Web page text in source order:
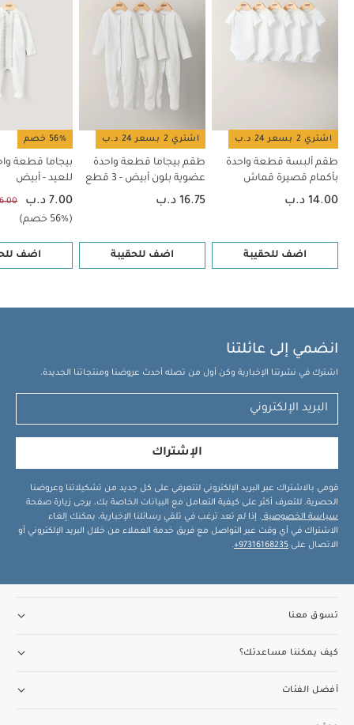
الداكنة على حدة
كيّ على الجانب الداخلي قد يعجبك أيضاً:
قطع
طقم بيجاما قطعة واحدة عضوية بلون أبيض - 3 قطع
طقم بدلة بلون بني، 4 قطع
اشتري 2 بسعر 24 د.ب
طقم ألبسة قطعة واحدة
بأكمام قصيرة قماش
عضوي بلون أبيض - 5 قطع
14.00 د.ب
اضف للحقيبة
اشتري 2 بسعر 24 د.ب
طقم بيجاما قطعة واحدة
عضوية بلون أبيض - 3 قطع
16.75 د.ب
اضف للحقيبة
56% خصم
بيجاما قطعة
للعيد - أبيض
7.00 د.ب 16.00
(56% خصم)
اضف
انضمي إلى عائلتنا
اشترك في نشرتنا الإخبارية وكن أول من تصله أحدث عروضنا ومنتجاتنا الجديدة.
الإشتراك
قومي بالاشتراك عبر البريد الإلكتروني لتتعرفي على كل جديد من تشكيلاتنا وعروضنا
الحصرية. للتعرف أكثر على كيفية التعامل مع البيانات الخاصة بك، يرجى زيارة صفحة
سياسة الخصوصية . إذا لم تعد ترغب في تلقي رسائلنا الإخبارية، يمكنك إلغاء
الاشتراك في أي وقت عبر التواصل مع فريق خدمة العملاء من خلال البريد الإلكتروني أو
الاتصال على 97316168235+
.
تسوق معنا
كيف يمكننا مساعدتك؟
أفضل الفئات